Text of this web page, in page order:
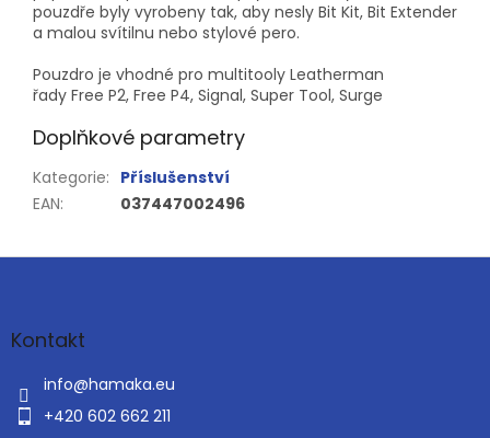
pouzdře byly vyrobeny tak, aby nesly Bit Kit, Bit Extender
a malou svítilnu nebo stylové pero.
Pouzdro je vhodné pro multitooly Leatherman
řady Free P2, Free P4, Signal, Super Tool, Surge
Doplňkové parametry
Kategorie: Příslušenství
EAN: 037447002496
Z
aKontakt
info@hamaka.eu
+420 602 662 211